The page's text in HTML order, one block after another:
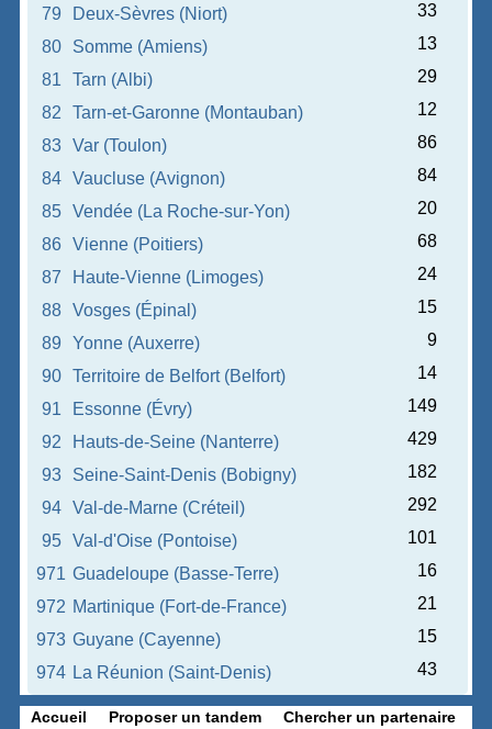
79
Deux-Sèvres (Niort)
33
80
Somme (Amiens)
13
81
Tarn (Albi)
29
82
Tarn-et-Garonne (Montauban)
12
83
Var (Toulon)
86
84
Vaucluse (Avignon)
84
85
Vendée (La Roche-sur-Yon)
20
86
Vienne (Poitiers)
68
87
Haute-Vienne (Limoges)
24
88
Vosges (Épinal)
15
89
Yonne (Auxerre)
9
90
Territoire de Belfort (Belfort)
14
91
Essonne (Évry)
149
92
Hauts-de-Seine (Nanterre)
429
93
Seine-Saint-Denis (Bobigny)
182
94
Val-de-Marne (Créteil)
292
95
Val-d'Oise (Pontoise)
101
971 Guadeloupe (Basse-Terre)
16
972 Martinique (Fort-de-France)
21
973 Guyane (Cayenne)
15
974 La Réunion (Saint-Denis) 43
Accueil Proposer un tandem
Chercher un partenaire